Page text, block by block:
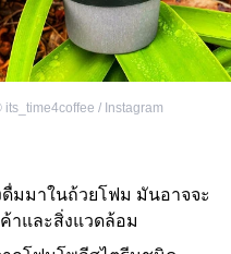
its_time4coffee / Instagram
มมาในถ้วยโฟม มันอาจจะ
าและสิ่งแวดล้อม